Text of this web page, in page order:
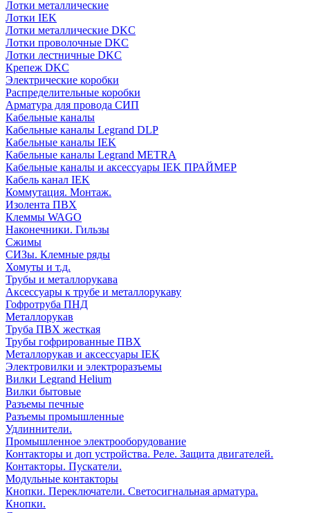
Лотки металлические
Лотки IEK
Лотки металлические DKC
Лотки проволочные DKC
Лотки лестничные DKC
Крепеж DKC
Электрические коробки
Распределительные коробки
Арматура для провода СИП
Кабельные каналы
Кабельные каналы Legrand DLP
Кабельные каналы IEK
Кабельные каналы Legrand METRA
Кабельные каналы и аксессуары IEK ПРАЙМЕР
Кабель канал IEK
Коммутация. Монтаж.
Изолента ПВХ
Клеммы WAGO
Наконечники. Гильзы
Сжимы
СИЗы. Клемные ряды
Хомуты и т.д.
Трубы и металлорукава
Аксессуары к трубе и металлорукаву
Гофротруба ПНД
Металлорукав
Труба ПВХ жесткая
Трубы гофрированные ПВХ
Металлорукав и аксессуары IEK
Электровилки и электроразъемы
Вилки Legrand Helium
Вилки бытовые
Разъемы печные
Разъемы промышленные
Удлиннители.
Промышленное электрооборудование
Контакторы и доп устройства. Реле. Защита двигателей.
Контакторы. Пускатели.
Модульные контакторы
Кнопки. Переключатели. Светосигнальная арматура.
Кнопки.